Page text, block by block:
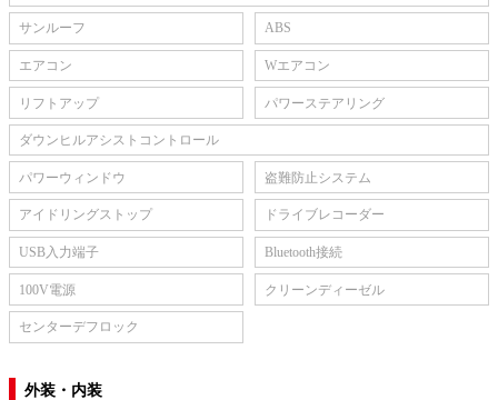
サンルーフ ABS
エアコン Wエアコン
リフトアップ パワーステアリング
ダウンヒルアシストコントロール
パワーウィンドウ 盗難防止システム
アイドリングストップ ドライブレコーダー
USB入力端子 Bluetooth接続
100V電源 クリーンディーゼル
センターデフロック
外装・内装